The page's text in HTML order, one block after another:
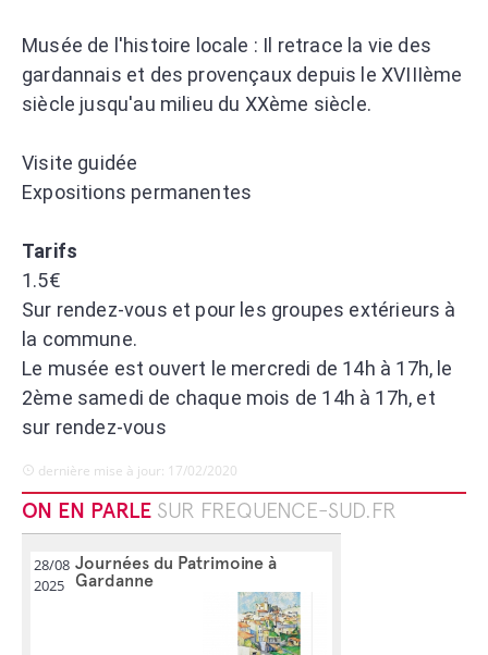
Musée de l'histoire locale : Il retrace la vie des
gardannais et des provençaux depuis le XVIIIème
siècle jusqu'au milieu du XXème siècle.
Visite guidée
Expositions permanentes
Tarifs
1.5€
Sur rendez-vous et pour les groupes extérieurs à
la commune.
Le musée est ouvert le mercredi de 14h à 17h, le
2ème samedi de chaque mois de 14h à 17h, et
sur rendez-vous
dernière mise à jour: 17/02/2020
ON EN PARLE SUR FREQUENCE-SUD.FR
28/08
2025
Journées du Patrimoine à
Gardanne